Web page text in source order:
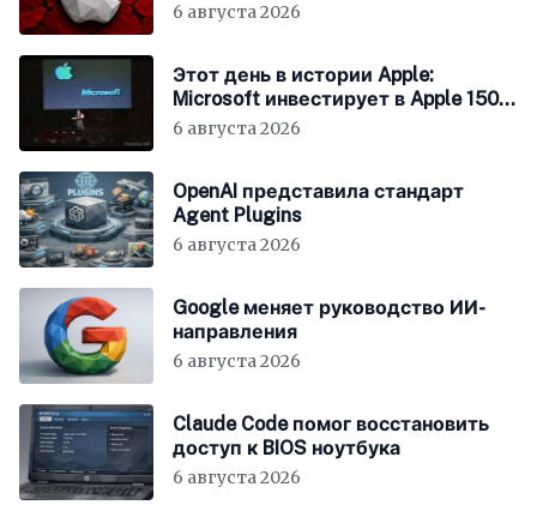
6 августа 2026
Этот день в истории Apple:
Microsoft инвестирует в Apple 150
миллионов долларов
6 августа 2026
OpenAI представила стандарт
Agent Plugins
6 августа 2026
Google меняет руководство ИИ-
направления
6 августа 2026
Claude Code помог восстановить
доступ к BIOS ноутбука
6 августа 2026